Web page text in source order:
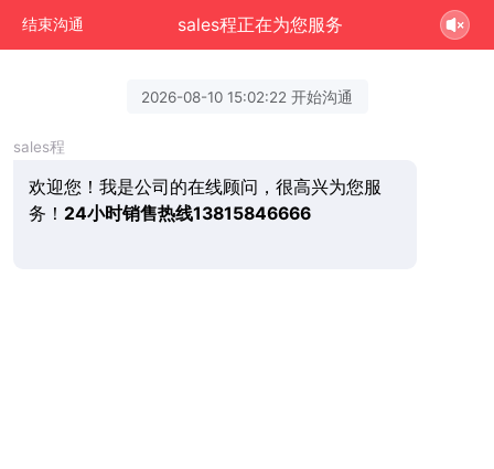
结束沟通 sales程正在为您服务
2026-08-10 15:02:22 开始沟通
sales程
欢迎您！我是公司的在线顾问，很高兴为您服
务！ 24小时销售热线13815846666